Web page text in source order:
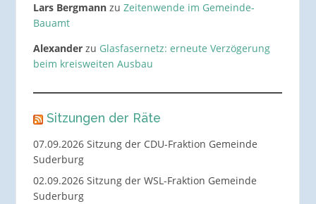
Lars Bergmannzu Zeitenwende im Gemeinde-
Bauamt
Alexanderzu Glasfasernetz: erneute Verzögerung
beim kreisweiten Ausbau
Sitzungen der Räte
07.09.2026 Sitzung der CDU-Fraktion Gemeinde
Suderburg
02.09.2026 Sitzung der WSL-Fraktion Gemeinde
Suderburg